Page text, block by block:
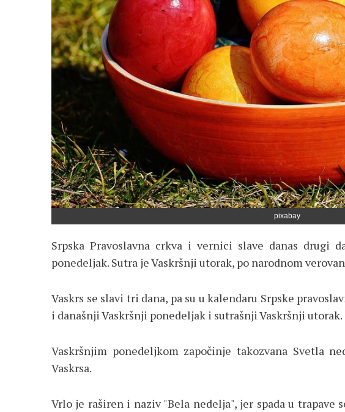
pixabay
Srpska Pravoslavna crkva i vernici slave danas drugi
ponedeljak. Sutra je Vaskršnji utorak, po narodnom
Vaskrs se slavi tri dana, pa su u kalendaru Srpske
i današnji Vaskršnji ponedeljak i sutrašnji Vaskršnji utorak.
Vaskršnjim ponedeljkom započinje takozvana Svetla
Vaskrsa.
Vrlo je raširen i naziv "Bela nedelja", jer spada u trapave